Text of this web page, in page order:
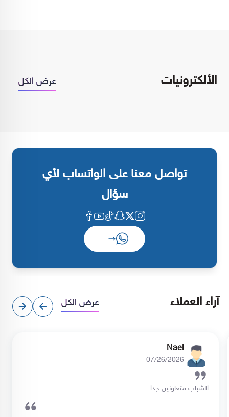
الألكترونيات عرض الكل
تواصل معنا على الواتساب لأي
سؤال
آراء العملاء عرض الكل
انصحكم تشترون من هذا المتجر خدمة عملاء ممتازة سرعة الشحن